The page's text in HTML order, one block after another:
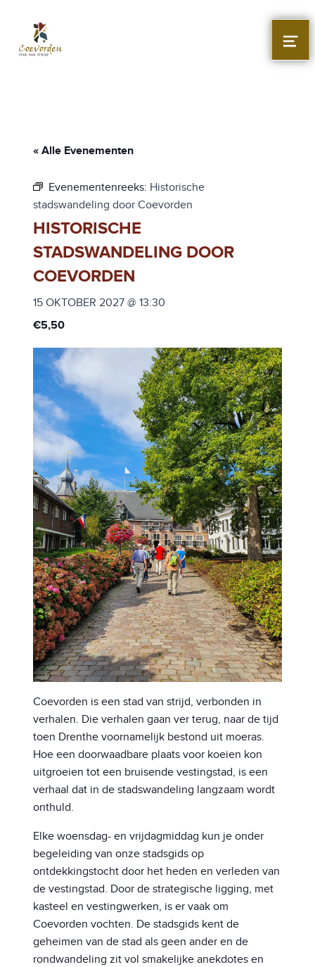
Stad Coevorden
STAD VAN STRIJD
« Alle Evenementen
Evenementenreeks: Historische
stadswandeling door Coevorden
HISTORISCHE
STADSWANDELING DOOR
COEVORDEN
15 OKTOBER 2027 @ 13:30
€5,50
Coevorden is een stad van strijd, verbonden in
verhalen. Die verhalen gaan ver terug, naar de tijd
toen Drenthe voornamelijk bestond uit moeras.
Hoe een doorwaadbare plaats voor koeien kon
uitgroeien tot een bruisende vestingstad, is een
verhaal dat in de stadswandeling langzaam wordt
onthuld.
Elke woensdag- en vrijdagmiddag kun je onder
begeleiding van onze stadsgids op
ontdekkingstocht door het heden en verleden van
de vestingstad. Door de strategische ligging, met
kasteel en vestingwerken, is er vaak om
Coevorden vochten. De stadsgids kent de
geheimen van de stad als geen ander en de
rondwandeling zit vol smakelijke anekdotes en